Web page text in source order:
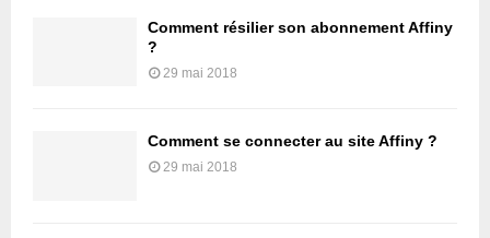
Comment résilier son abonnement Affiny
?
29 mai 2018
Comment se connecter au site Affiny ?
29 mai 2018